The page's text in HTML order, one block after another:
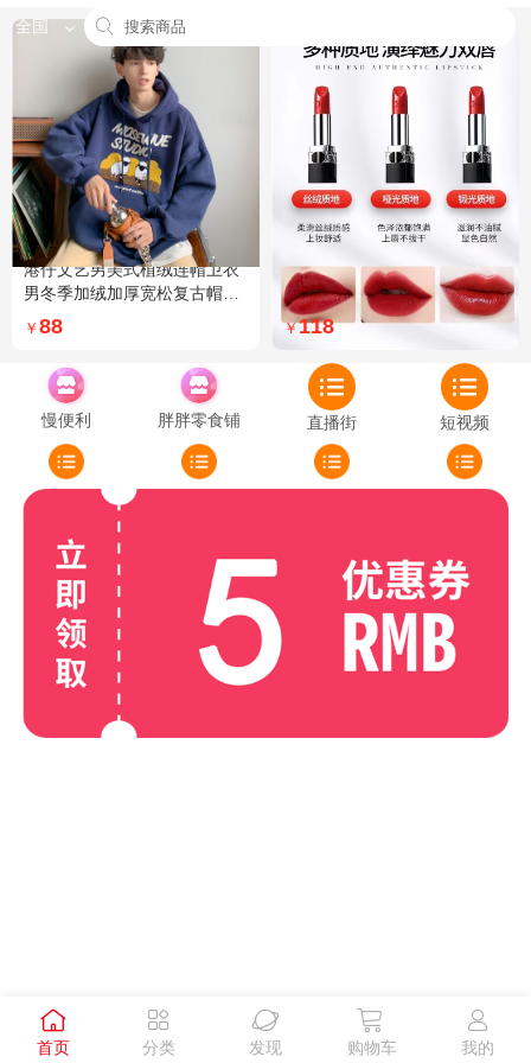
全国
港仔文艺男美式植绒连帽卫衣
男冬季加绒加厚宽松复古帽衫
外套 XXL 加绒 5XL 灰色加绒
￥ 88
Dior迪奥全新烈艳蓝金口红品
牌授权经典藤格纹饰带丝绒质
地999色号传奇红唇哑光 哑光
￥118
慢便利 胖胖零食铺 直播街 短视频

首页

分类

发现

购物车

我的